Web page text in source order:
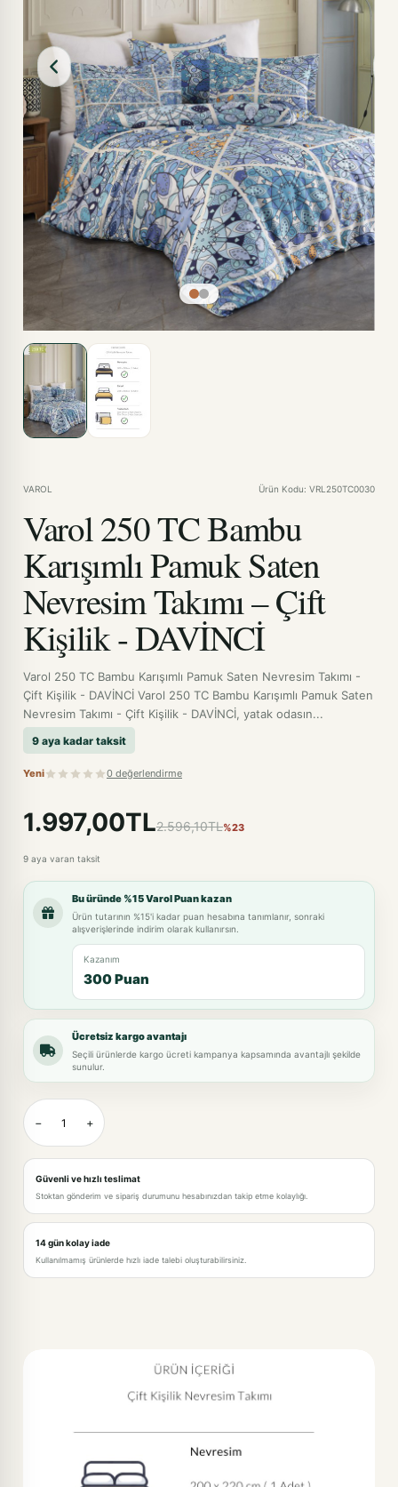
VAROL Ürün Kodu: VRL250TC0030
Varol 250 TC Bambu
Karışımlı Pamuk Saten
Nevresim Takımı – Çift
Kişilik - DAVİNCİ
Varol 250 TC Bambu Karışımlı Pamuk Saten Nevresim Takımı -
Çift Kişilik - DAVİNCİ Varol 250 TC Bambu Karışımlı Pamuk Saten
Nevresim Takımı - Çift Kişilik - DAVİNCİ, yatak odasın...
9 aya kadar taksit
Yeni 0 değerlendirme
1.997,00TL2.596,10TL%23
9 aya varan taksit
Bu üründe %15 Varol Puan kazan
Ürün tutarının %15'i kadar puan hesabına tanımlanır, sonraki
alışverişlerinde indirim olarak kullanırsın.
Kazanım
300 Puan
Ücretsiz kargo avantajı
Seçili ürünlerde kargo ücreti kampanya kapsamında avantajlı şekilde
sunulur.
− +
Güvenli ve hızlı teslimat
Stoktan gönderim ve sipariş durumunu hesabınızdan takip etme kolaylığı.
14 gün kolay iade
Kullanılmamış ürünlerde hızlı iade talebi oluşturabilirsiniz.